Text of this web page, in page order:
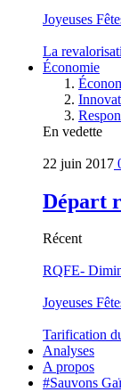
Joyeuses
La
Économie
En vedette
22 juin 2017
Départ
Récent
RQFE-
Joyeuses
Tarification
Analyses
A propos
#Sauvons